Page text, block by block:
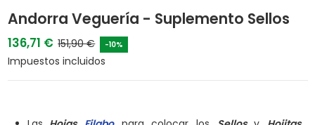
Andorra Veguería - Suplemento Sellos
136,71 € 151,90 € -10%
Impuestos incluidos